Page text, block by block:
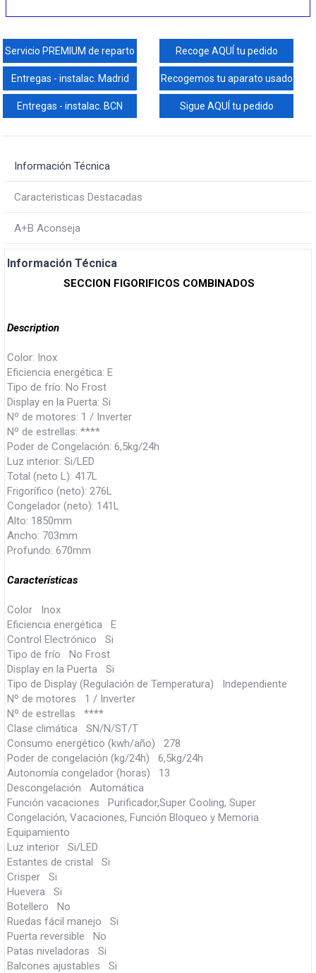
Servicio PREMIUM de reparto Recoge AQUÍ tu pedido
Entregas - instalac. Madrid Recogemos tu aparato usado
Entregas - instalac. BCN Sigue AQUÍ tu pedido
Información Técnica
Caracteristicas Destacadas
A+B Aconseja
Información Técnica
SECCION FIGORIFICOS COMBINADOS
Description
Color: Inox
Eficiencia energética: E
Tipo de frío: No Frost
Display en la Puerta: Si
Nº de motores: 1 / Inverter
Nº de estrellas: ****
Poder de Congelación: 6,5kg/24h
Luz interior: Si/LED
Total (neto L): 417L
Frigorífico (neto): 276L
Congelador (neto): 141L
Alto: 1850mm
Ancho: 703mm
Profundo: 670mm
Características
Color Inox
Eficiencia energética E
Control Electrónico Si
Tipo de frío No Frost
Display en la Puerta Si
Tipo de Display (Regulación de Temperatura) Independiente
Nº de motores 1 / Inverter
Nº de estrellas ****
Clase climática SN/N/ST/T
Consumo energético (kwh/año) 278
Poder de congelación (kg/24h) 6,5kg/24h
Autonomía congelador (horas) 13
Descongelación Automática
Función vacaciones Purificador,Super Cooling, Super
Congelación, Vacaciones, Función Bloqueo y Memoria
Equipamiento
Luz interior Si/LED
Estantes de cristal Si
Crisper Si
Huevera Si
Botellero No
Ruedas fácil manejo Si
Puerta reversible No
Patas niveladoras Si
Balcones ajustables Si